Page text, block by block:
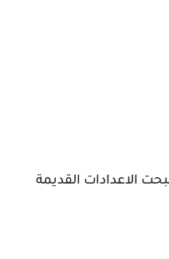
الاعدادات القديمة